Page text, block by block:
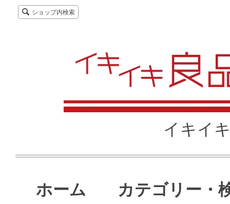
ショップ内検索
イキイ
ホーム カテゴリー・